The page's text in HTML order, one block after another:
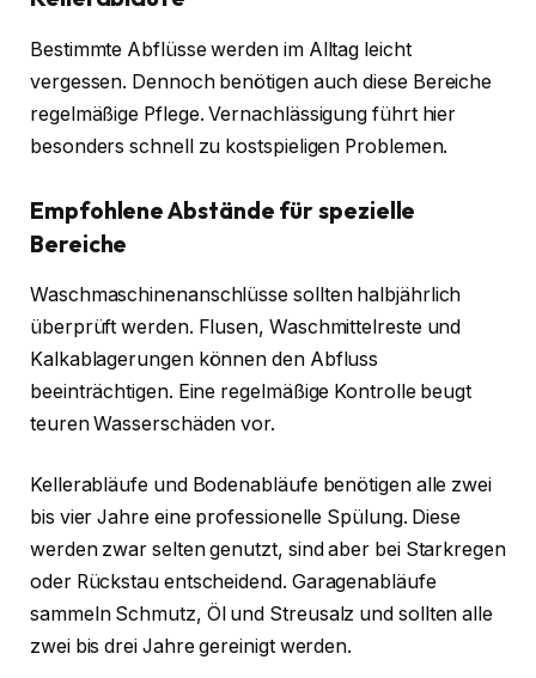
Bestimmte Abflüsse werden im Alltag leicht
vergessen. Dennoch benötigen auch diese Bereiche
regelmäßige Pflege. Vernachlässigung führt hier
besonders schnell zu kostspieligen Problemen.
Empfohlene Abstände für spezielle
Bereiche
Waschmaschinenanschlüsse sollten halbjährlich
überprüft werden. Flusen, Waschmittelreste und
Kalkablagerungen können den Abfluss
beeinträchtigen. Eine regelmäßige Kontrolle beugt
teuren Wasserschäden vor.
Kellerabläufe und Bodenabläufe benötigen alle zwei
bis vier Jahre eine professionelle Spülung. Diese
werden zwar selten genutzt, sind aber bei Starkregen
oder Rückstau entscheidend. Garagenabläufe
sammeln Schmutz, Öl und Streusalz und sollten alle
zwei bis drei Jahre gereinigt werden.